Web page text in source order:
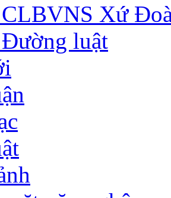
Xứ
luật